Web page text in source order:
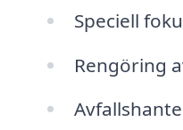
Speciell
Rengöring